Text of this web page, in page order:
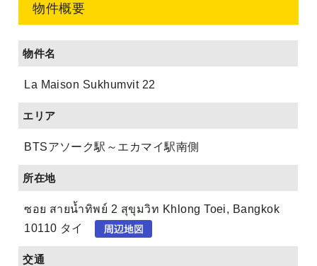
物件概要
物件名
La Maison Sukhumvit 22
エリア
BTSアソーク駅～エカマイ駅南側
所在地
ซอย สายน้ำทิพย์ 2 สุขุมวิท Khlong Toei, Bangkok
10110 タイ
交通